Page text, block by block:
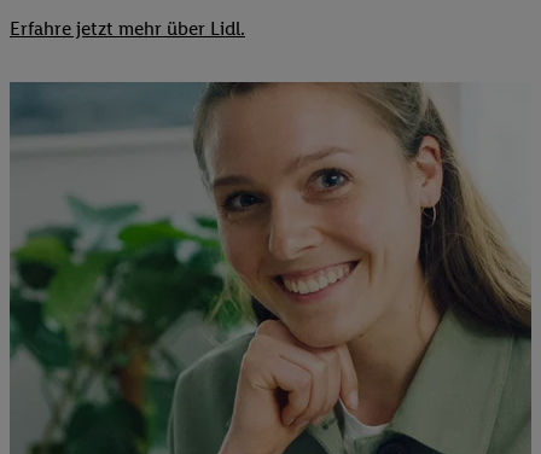
Erfahre jetzt mehr über Lidl.